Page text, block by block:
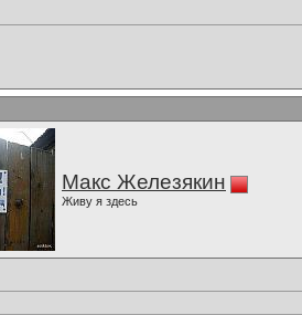
Макс Железякин
Живу я здесь